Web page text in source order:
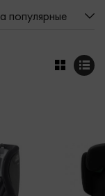
популярные